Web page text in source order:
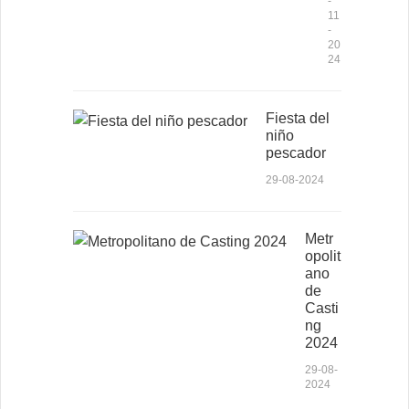
11
-
20
24
Fiesta del
niño
pescador
29-08-2024
Metr
opolit
ano
de
Casti
ng
2024
29-08-
2024